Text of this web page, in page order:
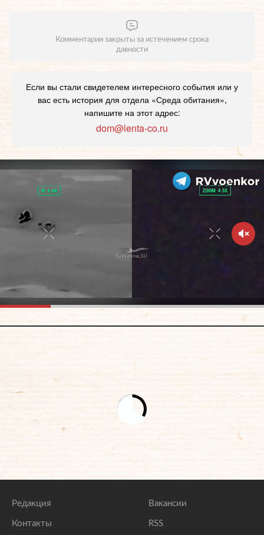
Комментарии закрыты за истечением срока
давности
Если вы стали свидетелем интересного события или у
вас есть история для отдела «Среда обитания»,
напишите на этот адрес:
dom@lenta-co.ru
Редакция
Контакты
Вакансии
RSS